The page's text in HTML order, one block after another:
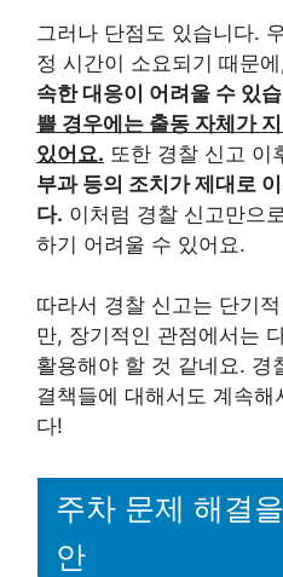
그러나 단점도 있습니다.
정 시간이 소요되기 때문
속한 대응이 어려울 수 있
쁠 경우에는 출동 자체가
있어요. 또한 경찰 신고 이
부과 등의 조치가 제대로
다. 이처럼 경찰 신고만으
하기 어려울 수 있어요.
따라서 경찰 신고는 단기
만, 장기적인 관점에서는
활용해야 할 것 같네요. 경
결책들에 대해서도 계속해
다!
주차 문제 해결
안